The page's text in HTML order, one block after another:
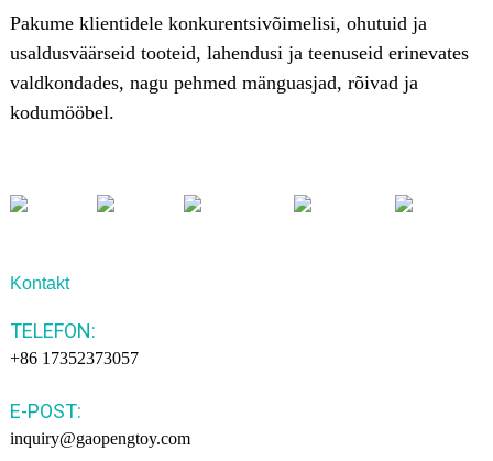
Pakume klientidele konkurentsivõimelisi, ohutuid ja
usaldusväärseid tooteid, lahendusi ja teenuseid erinevates
valdkondades, nagu pehmed mänguasjad, rõivad ja
kodumööbel.
Kontakt
TELEFON:
+86 17352373057
E-POST:
inquiry@gaopengtoy.com